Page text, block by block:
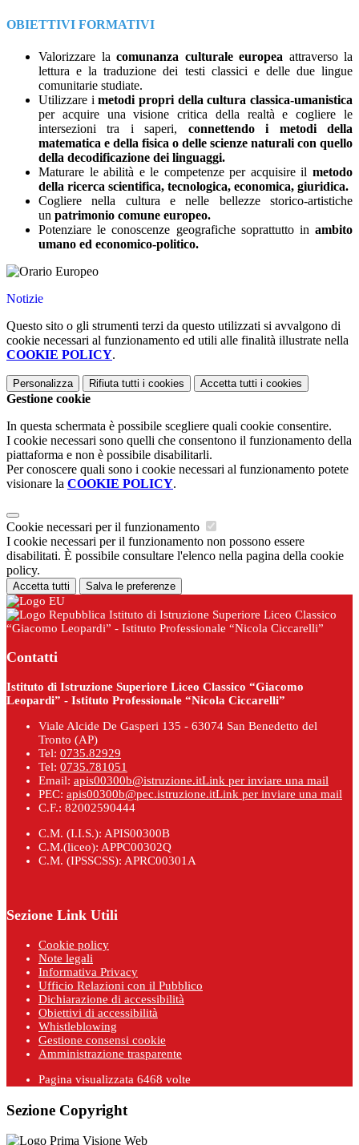
OBIETTIVI FORMATIVI
Valorizzare la comunanza culturale europea attraverso la
lettura e la traduzione dei testi classici e delle due lingue
comunitarie studiate.
Utilizzare imetodi propri della cultura classica-umanistica
per acquire una visione critica della realtà e cogliere le
intersezioni tra i saperi, connettendo i metodi della
matematica e della fisica o delle scienze naturali con quello
della decodificazione dei linguaggi.
Maturare le abilità e le competenze per acquisire il metodo
della ricerca scientifica, tecnologica, economica, giuridica.
Cogliere nella cultura e nelle bellezze storico-artistiche
un patrimonio comune europeo.
Potenziare le conoscenze geografiche soprattutto in ambito
umano ed economico-politico.
Notizie
Questo sito o gli strumenti terzi da questo utilizzati si avvalgono di
cookie necessari al funzionamento ed utili alle finalità illustrate nella
COOKIE POLICY.
Personalizza Rifiuta tutti i cookies Accetta tutti i cookies
Gestione cookie
In questa schermata è possibile scegliere quali cookie consentire.
I cookie necessari sono quelli che consentono il funzionamento della
piattaforma e non è possibile disabilitarli.
Per conoscere quali sono i cookie necessari al funzionamento potete
visionare la COOKIE POLICY.
Cookie necessari per il funzionamento
I cookie necessari per il funzionamento non possono essere
disabilitati. È possibile consultare l'elenco nella pagina della cookie
policy.
Accetta tutti Salva le preferenze
Istituto di Istruzione Superiore Liceo Classico
“Giacomo Leopardi” - Istituto Professionale “Nicola Ciccarelli”
Contatti
Istituto di Istruzione Superiore Liceo Classico “Giacomo
Leopardi” - Istituto Professionale “Nicola Ciccarelli”
Viale Alcide De Gasperi 135 - 63074 San Benedetto del
Tronto (AP)
Tel: 0735.82929
Tel: 0735.781051
Email: apis00300b@istruzione.itLink per inviare una mail
PEC: apis00300b@pec.istruzione.itLink per inviare una mail
C.F.: 82002590444
C.M. (I.I.S.): APIS00300B
C.M.(liceo): APPC00302Q
C.M. (IPSSCSS): APRC00301A
Sezione Link Utili
Cookie policy
Note legali
Informativa Privacy
Ufficio Relazioni con il Pubblico
Dichiarazione di accessibilità
Obiettivi di accessibilità
Whistleblowing
Gestione consensi cookie
Amministrazione trasparente
Pagina visualizzata 6468 volte
Sezione Copyright